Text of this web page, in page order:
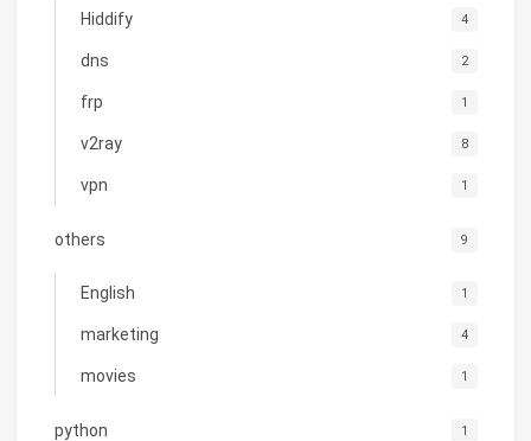
Hiddify 4
dns 2
frp 1
v2ray 8
vpn 1
others 9
English 1
marketing 4
movies 1
python 1